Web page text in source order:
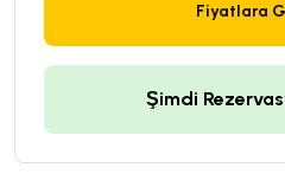
Fiyatlara
Şimdi